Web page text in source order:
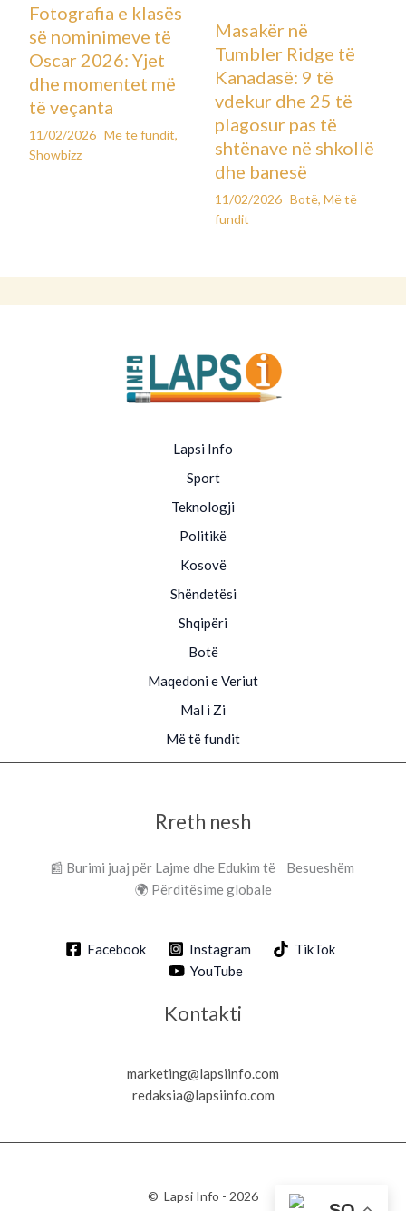
Fotografia e klasës
së nominimeve të
Oscar 2026: Yjet
dhe momentet më
të veçanta
11/02/2026 Më të fundit,
Showbizz
Masakër në
Tumbler Ridge të
Kanadasë: 9 të
vdekur dhe 25 të
plagosur pas të
shtënave në shkollë
dhe banesë
11/02/2026 Botë, Më të
fundit
Lapsi Info
Sport
Teknologji
Politikë
Kosovë
Shëndetësi
Shqipëri
Botë
Maqedoni e Veriut
Mal i Zi
Më të fundit
Rreth nesh
📰 Burimi juaj për Lajme dhe Edukim të Besueshëm
🌍 Përditësime globale
Facebook Instagram
TikTok
YouTube
Kontakti
marketing@lapsiinfo.com
redaksia@lapsiinfo.com
© Lapsi Info - 2026